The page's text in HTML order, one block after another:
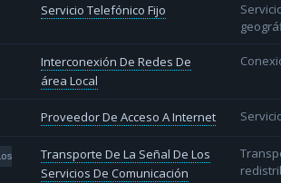
Servicio Telefónico Fijo
Interconexión De Redes De
área Local
Proveedor De Acceso A Internet
Transporte De La Señal De Los
Servicios De Comunicación